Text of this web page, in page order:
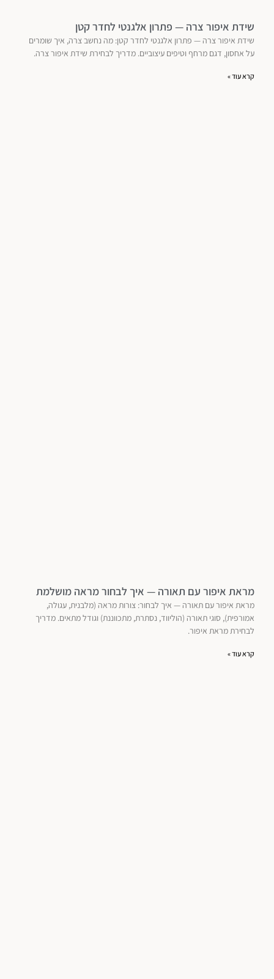
שידת איפור צרה — פתרון אלגנטי לחדר קטן
שידת איפור צרה — פתרון אלגנטי לחדר קטן: מה נחשב צרה, איך שומרים
על אחסון, דגם מרחף וטיפים עיצוביים. מדריך לבחירת שידת איפור צרה.
קרא עוד »
מראת איפור עם תאורה — איך לבחור מראה מושלמת
מראת איפור עם תאורה — איך לבחור: צורות מראה (מלבנית, עגולה,
אמורפית), סוגי תאורה (הוליווד, נסתרת, מתכווננת) וגודל מתאים. מדריך
לבחירת מראת איפור.
קרא עוד »